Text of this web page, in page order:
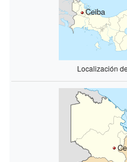
Ceiba
Localización